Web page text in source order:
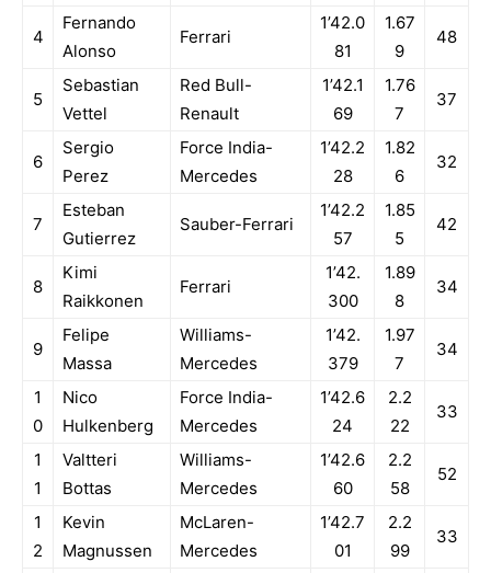
4
Fernando
Alonso
Ferrari
1’42.0
81
1.67
9
48
5
Sebastian
Vettel
Red Bull-
Renault
1’42.1
69
1.76
7
37
6
Sergio
Perez
Force India-
Mercedes
1’42.2
28
1.82
6
32
7
Esteban
Gutierrez
Sauber-Ferrari
1’42.2
57
1.85
5
42
8
Kimi
Raikkonen
Ferrari
1’42.
300
1.89
8
34
9
Felipe
Massa
Williams-
Mercedes
1’42.
379
1.97
7
34
1
0
Nico
Hulkenberg
Force India-
Mercedes
1’42.6
24
2.2
22
33
1
1
Valtteri
Bottas
Williams-
Mercedes
1’42.6
60
2.2
58
52
1
2
Kevin
Magnussen
McLaren-
Mercedes
1’42.7
01
2.2
99
33